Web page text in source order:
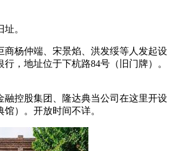
。
商杨仲端、宋景焰、洪发绥等人发起设
，地址位于下杭路84号（旧门牌）。
融控股集团、隆达典当公司在这里开设
）。开放时间不详。